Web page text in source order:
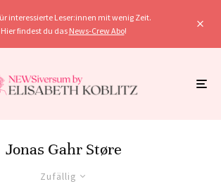
interessierte Leser:innen mit wenig Zeit.
Hier findest du das News-Crew Abo!
Jonas Gahr Støre
Zufällig